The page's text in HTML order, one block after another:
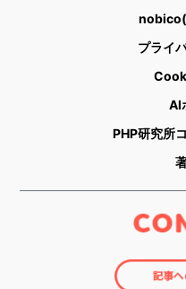
nobico(
プライ
AI
PHP研究所